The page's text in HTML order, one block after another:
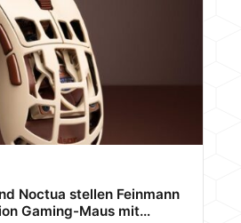
Noctua stellen Feinmann
Gaming-Maus mit